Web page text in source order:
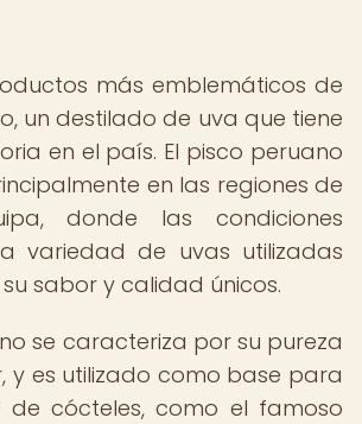
más emblemáticos de
un destilado de uva que tiene
en el país. El pisco peruano
en las regiones de
donde las condiciones
variedad de uvas utilizadas
sabor y calidad únicos.
se caracteriza por su pureza
y es utilizado como base para
de cócteles, como el famoso